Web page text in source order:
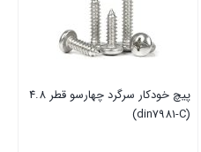
پیچ خودکار سرگرد چهارسو قطر 4.8
(din7981-C)